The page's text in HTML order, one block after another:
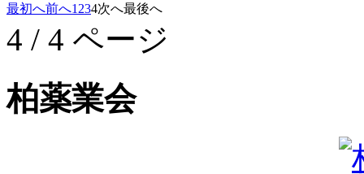
最初へ前へ1 234次へ最後へ
4 / 4 ページ
柏薬業会